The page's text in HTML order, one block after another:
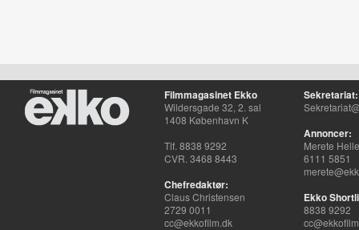
Filmmagasinet Ekko
Wildersgade 32, 2. sal
1408 København K
Tlf. 8838 9292
CVR. 3468 8443
Chefredaktør:
Claus Christensen
2729 0011
cc@ekkofilm.dk
Sekretariat:
Annoncer:
Merete
6111 5851
Ekko
8838 9292